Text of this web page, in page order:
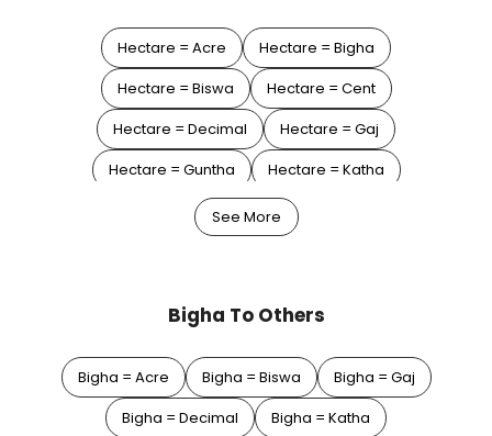
Hectare = Acre
Hectare = Bigha
Hectare = Biswa
Hectare = Cent
Hectare = Decimal
Hectare = Gaj
Hectare = Guntha
Hectare = Katha
Hectare = Square Feet
Hectare = Square Meter
See More
Bigha To Others
Bigha = Acre Bigha = Biswa
Bigha = Gaj
Bigha = Decimal
Bigha = Katha